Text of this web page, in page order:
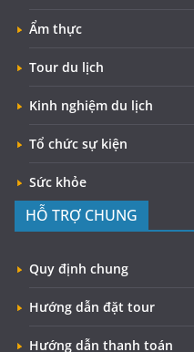
Ẩm thực
Tour du lịch
Kinh nghiệm du lịch
Tổ chức sự kiện
Sức khỏe
HỖ TRỢ CHUNG
Quy định chung
Hướng dẫn đặt tour
Hướng dẫn thanh toán